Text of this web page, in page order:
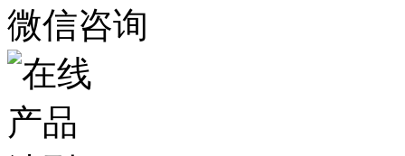
微信咨询